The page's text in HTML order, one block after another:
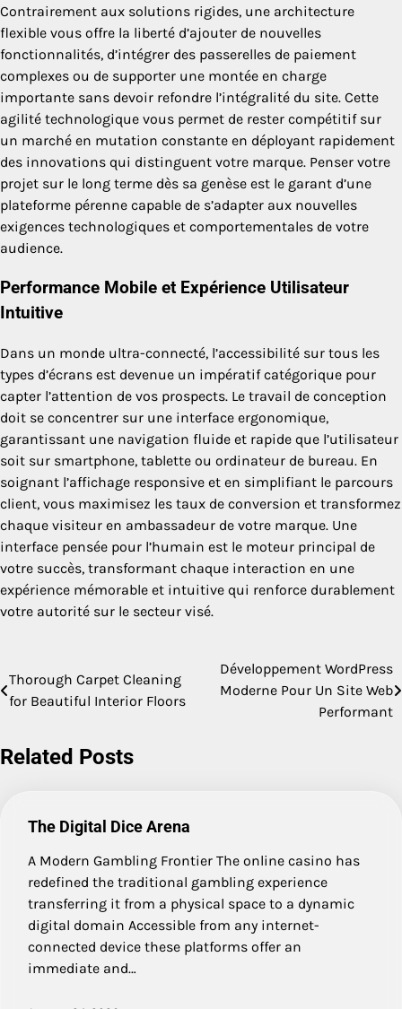
Contrairement aux solutions rigides, une architecture
flexible vous offre la liberté d’ajouter de nouvelles
fonctionnalités, d’intégrer des passerelles de paiement
complexes ou de supporter une montée en charge
importante sans devoir refondre l’intégralité du site. Cette
agilité technologique vous permet de rester compétitif sur
un marché en mutation constante en déployant rapidement
des innovations qui distinguent votre marque. Penser votre
projet sur le long terme dès sa genèse est le garant d’une
plateforme pérenne capable de s’adapter aux nouvelles
exigences technologiques et comportementales de votre
audience.
Performance Mobile et Expérience Utilisateur
Intuitive
Dans un monde ultra-connecté, l’accessibilité sur tous les
types d’écrans est devenue un impératif catégorique pour
capter l’attention de vos prospects. Le travail de conception
doit se concentrer sur une interface ergonomique,
garantissant une navigation fluide et rapide que l’utilisateur
soit sur smartphone, tablette ou ordinateur de bureau. En
soignant l’affichage responsive et en simplifiant le parcours
client, vous maximisez les taux de conversion et transformez
chaque visiteur en ambassadeur de votre marque. Une
interface pensée pour l’humain est le moteur principal de
votre succès, transformant chaque interaction en une
expérience mémorable et intuitive qui renforce durablement
votre autorité sur le secteur visé.
Post
navigation
Thorough Carpet Cleaning
for Beautiful Interior Floors
Développement WordPress
Moderne Pour Un Site Web
Performant
Related Posts
The Digital Dice Arena
A Modern Gambling Frontier The online casino has
redefined the traditional gambling experience
transferring it from a physical space to a dynamic
digital domain Accessible from any internet-
connected device these platforms offer an
immediate and…